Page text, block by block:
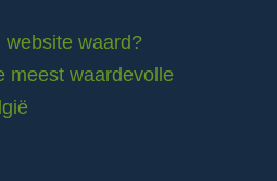
website waard?
meest waardevolle